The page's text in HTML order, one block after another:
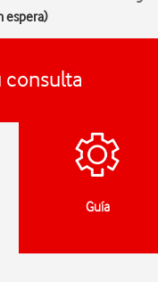
espera)
consulta
Guía